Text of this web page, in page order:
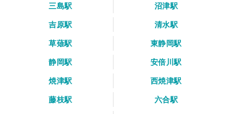
三島駅
沼津駅
吉原駅
清水駅
草薙駅
東静岡駅
静岡駅
安倍川駅
焼津駅
西焼津駅
藤枝駅
六合駅